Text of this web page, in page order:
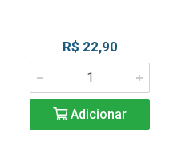
R$ 22,90
Adicionar